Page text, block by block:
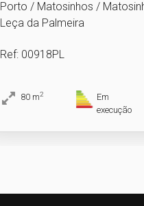
Porto / Matosinhos /
Leça da Palmeira
Ref: 00918PL
80 m2
Em
execução